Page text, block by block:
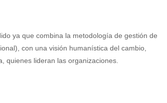
ya que combina la metodología de gestión de
con una visión humanística del cambio,
quienes lideran las organizaciones.